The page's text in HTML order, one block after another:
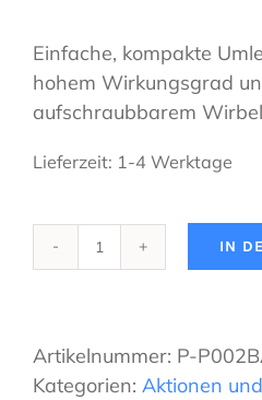
Einfache, kompakte
hohem Wirkungsgrad
aufschraubbarem Wirbel
Lieferzeit: 1-4 Werktage
PETZL
S1
Open
IN
Artikelnummer: P-
Kategorien: Aktionen